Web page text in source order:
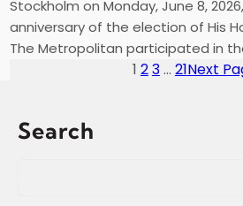
Stockholm on Monday, June 8,
anniversary of the election of His
The Metropolitan participated in
1 23… 21Next
Search